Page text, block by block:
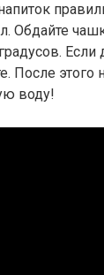
Обдайте
Если
После этого
воду!